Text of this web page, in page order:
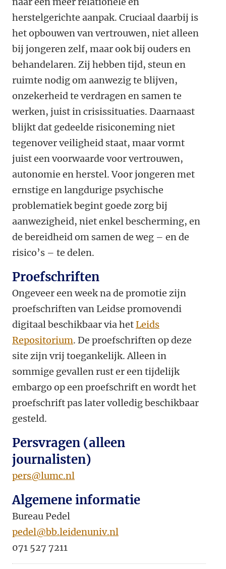
herstelgerichte aanpak. Cruciaal daarbij is
het opbouwen van vertrouwen, niet alleen
bij jongeren zelf, maar ook bij ouders en
behandelaren. Zij hebben tijd, steun en
ruimte nodig om aanwezig te blijven,
onzekerheid te verdragen en samen te
werken, juist in crisissituaties. Daarnaast
blijkt dat gedeelde risiconeming niet
tegenover veiligheid staat, maar vormt
juist een voorwaarde voor vertrouwen,
autonomie en herstel. Voor jongeren met
ernstige en langdurige psychische
problematiek begint goede zorg bij
aanwezigheid, niet enkel bescherming, en
de bereidheid om samen de weg – en de
risico’s – te delen.
Proefschriften
Ongeveer een week na de promotie zijn
proefschriften van Leidse promovendi
digitaal beschikbaar via hetLeids
Repositorium. De proefschriften op deze
site zijn vrij toegankelijk. Alleen in
sommige gevallen rust er een tijdelijk
embargo op een proefschrift en wordt het
proefschrift pas later volledig beschikbaar
gesteld.
Persvragen (alleen
journalisten)
pers@lumc.nl
Algemene informatie
Bureau Pedel
pedel@bb.leidenuniv.nl
071 527 7211